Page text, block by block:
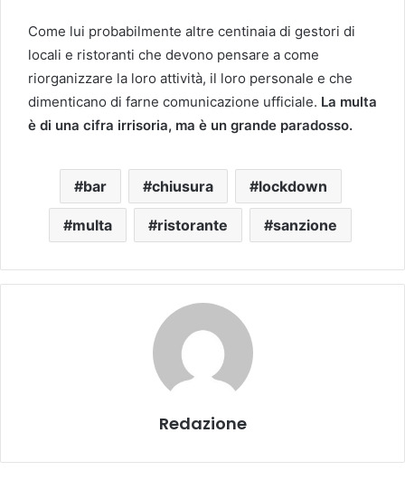
Come lui probabilmente altre centinaia di gestori di
locali e ristoranti che devono pensare a come
riorganizzare la loro attività, il loro personale e che
dimenticano di farne comunicazione ufficiale. La multa
è di una cifra irrisoria, ma è un grande paradosso.
bar chiusura lockdown
multa ristorante sanzione
Redazione